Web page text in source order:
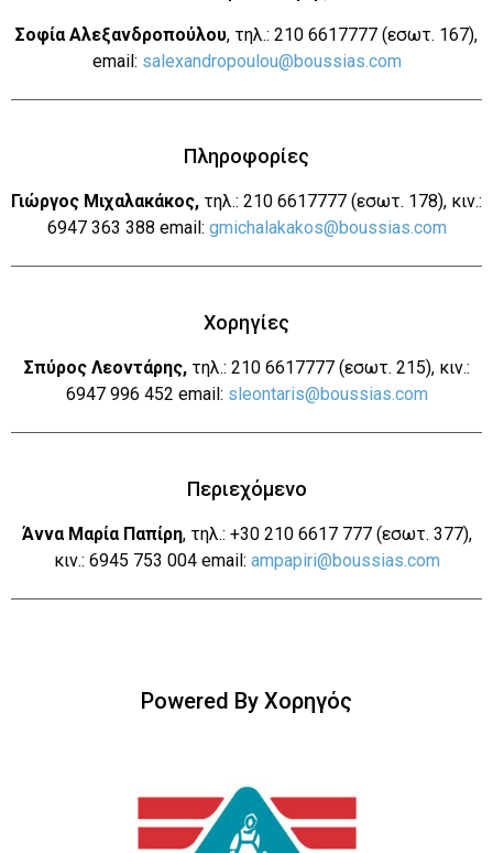
Σοφία Αλεξανδροπούλου, τηλ.: 210 6617777 (εσωτ. 167),
email: salexandropoulou@boussias.com
Πληροφορίες
Γιώργος Μιχαλακάκος, τηλ.: 210 6617777 (εσωτ. 178), κιν.:
6947 363 388 email: gmichalakakos@boussias.com
Χορηγίες
Σπύρος Λεοντάρης, τηλ.: 210 6617777 (εσωτ. 215), κιν.:
6947 996 452 email: sleontaris@boussias.com
Περιεχόμενο
Άννα Μαρία Παπίρη, τηλ.: +30 210 6617 777 (εσωτ. 377),
κιν.: 6945 753 004 email: ampapiri@boussias.com
Powered By Χορηγός